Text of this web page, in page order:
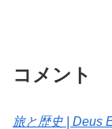
コメント
旅と歴史 | Deus